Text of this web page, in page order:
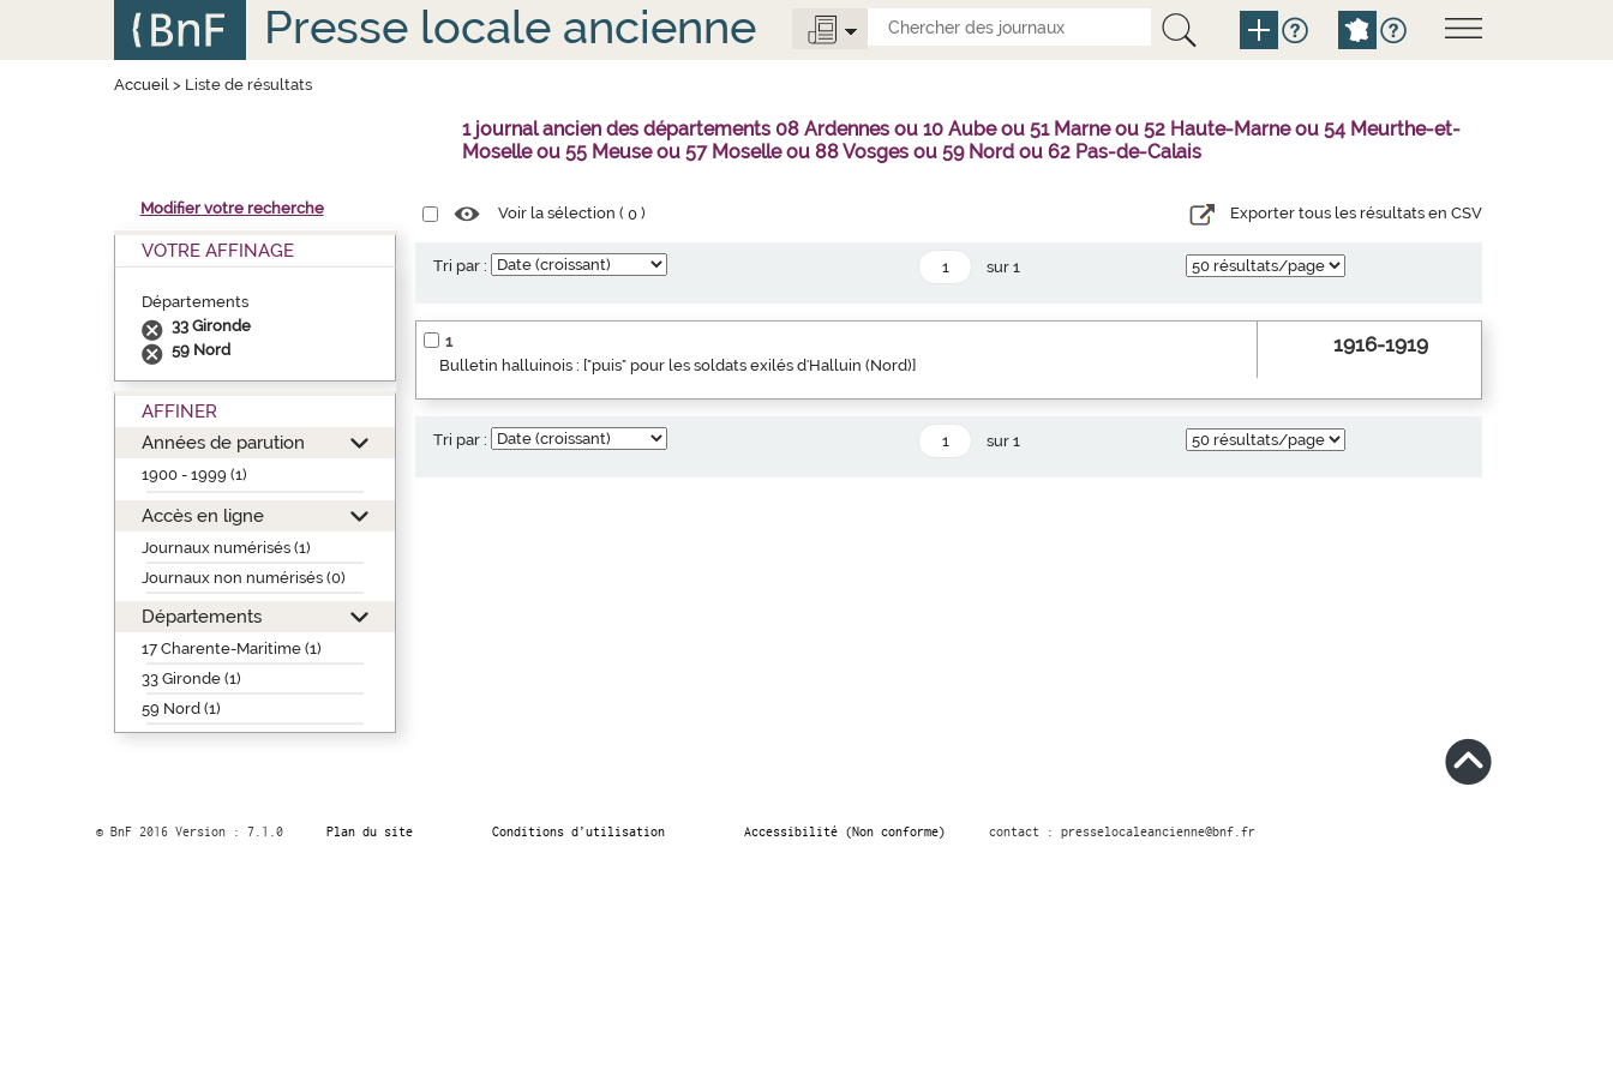
Presse locale ancienne
Accueil> Liste de résultats
1 journal ancien des départements 08 Ardennes ou 10 Aube ou 51 Marne ou 52 Haute-Marne ou 54 Meurthe-et-
Moselle ou 55 Meuse ou 57 Moselle ou 88 Vosges ou 59 Nord ou 62 Pas-de-Calais
Modifier votre recherche
VOTRE AFFINAGE
Départements
33 Gironde
59 Nord
AFFINER
Années de parution
1900 - 1999 (1)
Accès en ligne
Journaux numérisés (1)
Journaux non numérisés (0)
Départements
17 Charente-Maritime (1)
33 Gironde (1)
59 Nord (1)
Voir la sélection (0 ) Exporter tous les résultats en CSV
Tri par : sur 1
1
Bulletin halluinois : ["puis" pour les soldats exilés d'Halluin (Nord)]
1916-1919
Tri par : sur 1
© BnF 2016 Version : 7.1.0 Plan du site Conditions d’utilisation Accessibilité (Non conforme) contact : presselocaleancienne@bnf.fr
Panneau de gestion des cookies